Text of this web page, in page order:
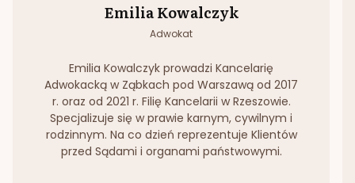
Emilia Kowalczyk
Adwokat
Emilia Kowalczyk prowadzi Kancelarię
Adwokacką w Ząbkach pod Warszawą od 2017
r. oraz od 2021 r. Filię Kancelarii w Rzeszowie.
Specjalizuje się w prawie karnym, cywilnym i
rodzinnym. Na co dzień reprezentuje Klientów
przed Sądami i organami państwowymi.